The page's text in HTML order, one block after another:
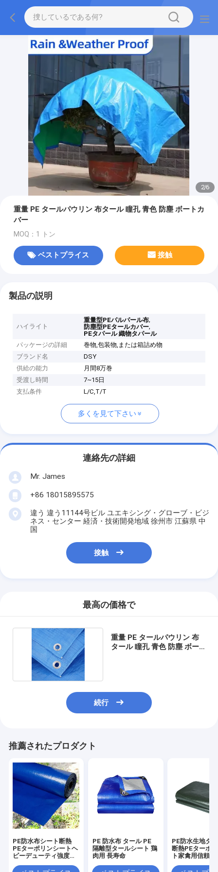
2/6
重量 PE タールパウリン 布タール 瞳孔 青色 防塵 ボートカ
バー
MOQ：1 トン
ベストプライス 接触
製品の説明
ハイライト
重量型PEパルパール布,
防塵型PEタールカバー,
PEタパール 織物タパール
パッケージの詳細
巻物,包装物,または箱詰め物
ブランド名
DSY
供給の能力
月間8万巻
受渡し時間
7~15日
支払条件
L/C,T/T
多くを見て下さい
連絡先の詳細
Mr. James
+86 18015895575
違う 違う11144号ビル ユエキシング・グローブ・ビジ
ネス・センター 経済・技術開発地域 徐州市 江蘇県 中
国
接触
最高の価格で
重量 PE タールパウリン 布
タール 瞳孔 青色 防塵 ボー
続行
推薦されたプロダクト
PE防水布シート断熱
PEターポリンシートヘ
ビーデューティ強度家
PE 防水布 タール PE
隔離型タールシート 鶏
肉用 長寿命
PE防水生地タ
断熱PEターポ
ト家禽用信頼